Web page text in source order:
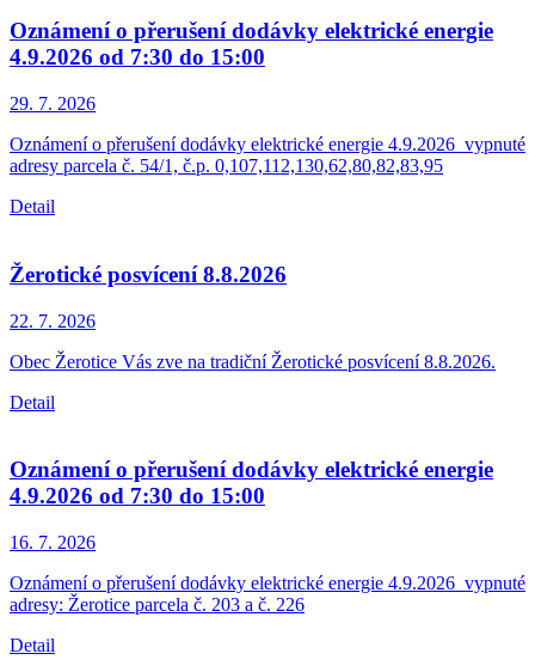
Oznámení o přerušení dodávky elektrické energie
4.9.2026 od 7:30 do 15:00
29. 7. 2026
Oznámení o přerušení dodávky elektrické energie 4.9.2026_vypnuté
adresy parcela č. 54/1, č.p. 0,107,112,130,62,80,82,83,95
Detail
Žerotické posvícení 8.8.2026
22. 7. 2026
Obec Žerotice Vás zve na tradiční Žerotické posvícení 8.8.2026.
Detail
Oznámení o přerušení dodávky elektrické energie
4.9.2026 od 7:30 do 15:00
16. 7. 2026
Oznámení o přerušení dodávky elektrické energie 4.9.2026_vypnuté
adresy: Žerotice parcela č. 203 a č. 226
Detail